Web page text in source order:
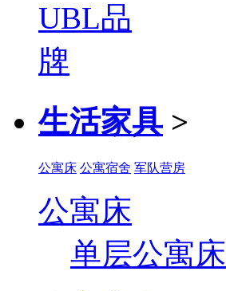
生活家具 >
公寓床 公寓宿舍 军队营房
公寓床
单层公寓床